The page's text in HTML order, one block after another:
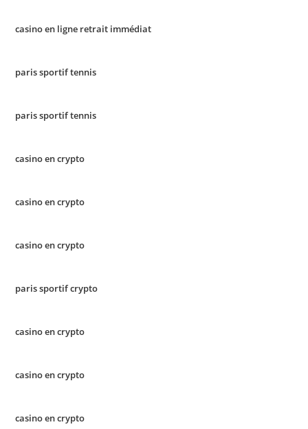
casino en ligne retrait immédiat
paris sportif tennis
paris sportif tennis
casino en crypto
casino en crypto
casino en crypto
paris sportif crypto
casino en crypto
casino en crypto
casino en crypto